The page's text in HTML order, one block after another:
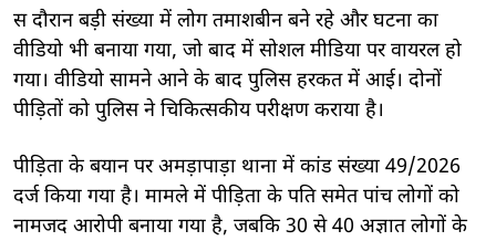
स दौरान बड़ी संख्या में लोग तमाशबीन बने रहे और घटना का
वीडियो भी बनाया गया, जो बाद में सोशल मीडिया पर वायरल हो
गया। वीडियो सामने आने के बाद पुलिस हरकत में आई। दोनों
पीड़ितों को पुलिस ने चिकित्सकीय परीक्षण कराया है।
पीड़िता के बयान पर अमड़ापाड़ा थाना में कांड संख्या 49/2026
दर्ज किया गया है। मामले में पीड़िता के पति समेत पांच लोगों को
नामजद आरोपी बनाया गया है, जबकि 30 से 40 अज्ञात लोगों के